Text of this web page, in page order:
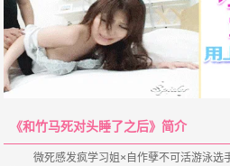
《和竹马死对头睡了之后》简介
    微死感发疯学习姐×自作孽不可活游泳选手*1v1 双洁 大学校园周夏晴有个